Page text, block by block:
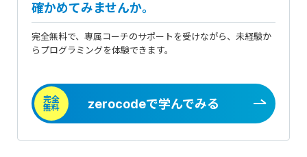
確かめてみませんか。
完全無料で、専属コーチのサポートを受けながら、未経験か
らプログラミングを体験できます。
完全
無料
zerocodeで学んでみる